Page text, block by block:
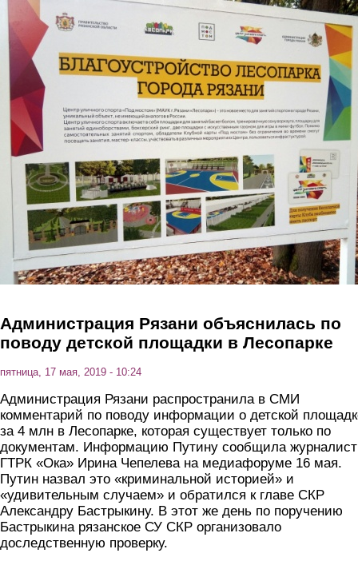
Перейти к основному содержанию
Администрация Рязани объяснилась по
поводу детской площадки в Лесопарке
пятница, 17 мая, 2019 - 10:24
Администрация Рязани распространила в СМИ
комментарий по поводу информации о детской
за 4 млн в Лесопарке, которая существует только по
документам. Информацию Путину сообщила
ГТРК «Ока» Ирина Чепелева на медиафоруме 16 мая.
Путин назвал это «криминальной историей» и
«удивительным случаем» и обратился к главе СКР
Александру Бастрыкину. В этот же день по поручению
Бастрыкина рязанское СУ СКР организовало
доследственную проверку.